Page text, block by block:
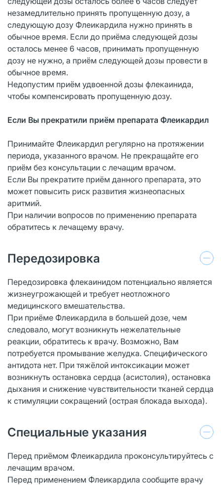
незамедлительно принять пропущенную дозу, а
следующую дозу Флеикардила нужно принять в
обычное время. Если до приёма следующей дозы
осталось менее 6 часов, принимать пропущенную
дозу не нужно, а приём следующей дозы провести в
обычное время.
Недопустим приём удвоенной дозы флекаинида,
чтобы компенсировать пропущенную дозу.
Если Вы прекратили приём препарата Флеикардил
Принимайте Флеикардил регулярно на протяжении
периода, указанного врачом. Не прекращайте его
приём без консультации с лечащим врачом.
Если Вы прекратите приём данного препарата, это
может повысить риск развития жизнеопасных
аритмий.
При наличии вопросов по применению препарата
обратитесь к лечащему врачу.
Передозировка
Передозировка флекаинидом потенциально является
жизнеугрожающей и требует неотложного
медицинского вмешательства.
При приёме Флеикардила в большей дозе, чем
следовало, могут возникнуть нежелательные
реакции, обратитесь к врачу. Возможно, Вам
потребуется промывание желудка. Специфического
антидота нет. При тяжёлой интоксикации может
возникнуть остановка сердца (асистолия), остановка
дыхания и снижение чувствительности тканей сердца
к стимуляции сокращений (острая блокада выхода).
Специальные указания
Перед приёмом Флеикардила проконсультируйтесь с
лечащим врачом.
Перед применением Флеикардила сообщите врачу